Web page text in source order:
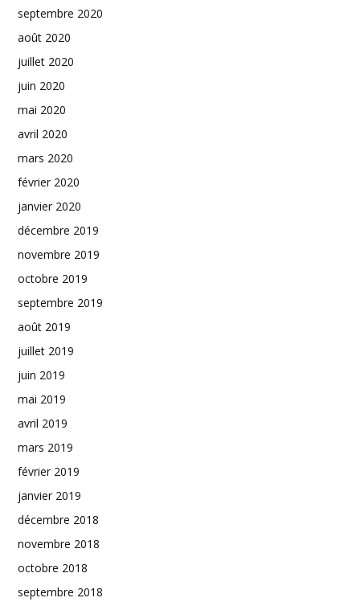
septembre 2020
août 2020
juillet 2020
juin 2020
mai 2020
avril 2020
mars 2020
février 2020
janvier 2020
décembre 2019
novembre 2019
octobre 2019
septembre 2019
août 2019
juillet 2019
juin 2019
mai 2019
avril 2019
mars 2019
février 2019
janvier 2019
décembre 2018
novembre 2018
octobre 2018
septembre 2018